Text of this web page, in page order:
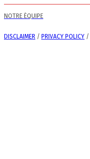
NOTRE ÉQUIPE
DISCLAIMER / PRIVACY POLICY /